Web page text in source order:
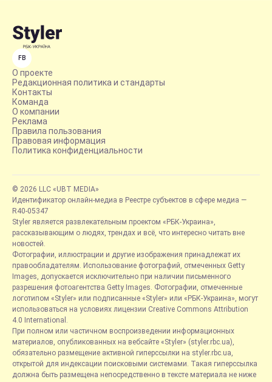
FB
О проекте
Редакционная политика и стандарты
Контакты
Команда
О компании
Реклама
Правила пользования
Правовая информация
Политика конфиденциальности
© 2026 LLC «UBT MEDIA»
Идентификатор онлайн-медиа в Реестре субъектов в сфере медиа —
R40-05347
Styler является развлекательным проектом «РБК-Украина»,
рассказывающим о людях, трендах и всё, что интересно читать вне
новостей.
Фотографии, иллюстрации и другие изображения принадлежат их
правообладателям. Использование фотографий, отмеченных Getty
Images, допускается исключительно при наличии письменного
разрешения фотоагентства Getty Images. Фотографии, отмеченные
логотипом «Styler» или подписанные «Styler» или «РБК-Украина», могут
использоваться на условиях лицензии Creative Commons Attribution
4.0 International.
При полном или частичном воспроизведении информационных
материалов, опубликованных на вебсайте «Styler» (styler.rbc.ua),
обязательно размещение активной гиперссылки на styler.rbc.ua,
открытой для индексации поисковыми системами. Такая гиперссылка
должна быть размещена непосредственно в тексте материала не ниже